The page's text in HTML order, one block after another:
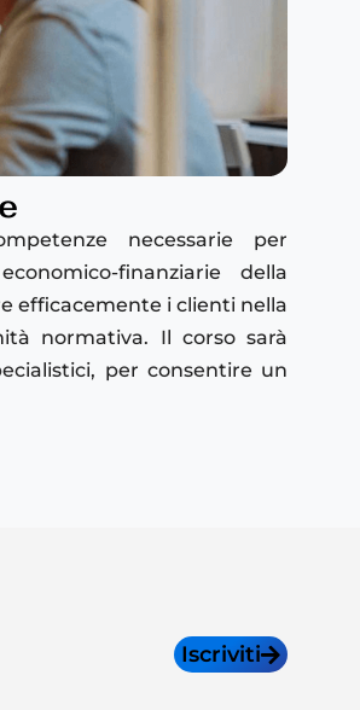
necessarie per
finanziarie della
efficacemente i clienti nella
normativa. Il corso sarà
per consentire un
Iscriviti